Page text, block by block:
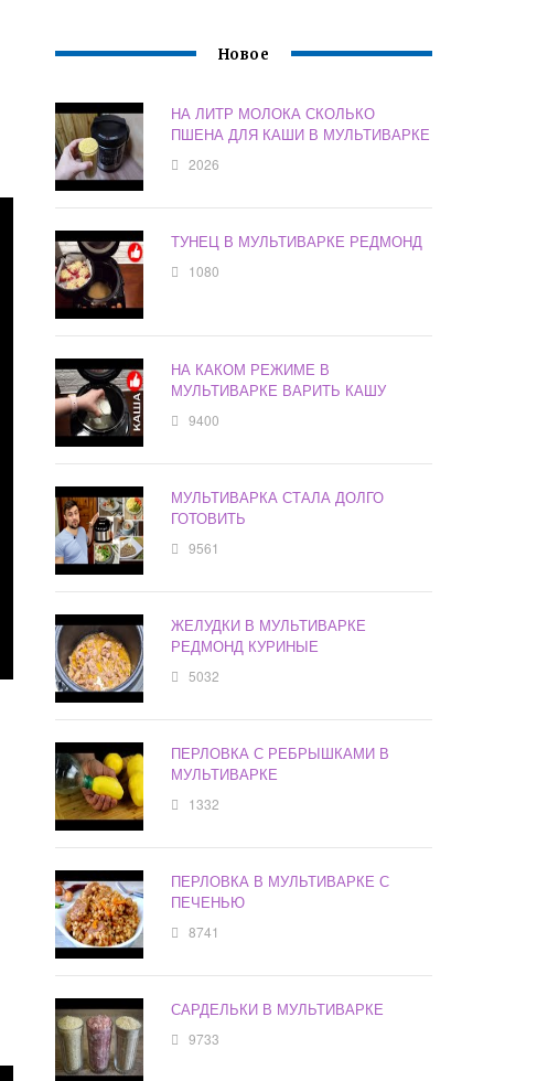
Новое
НА ЛИТР МОЛОКА СКОЛЬКО
ПШЕНА ДЛЯ КАШИ В МУЛЬТИВАРКЕ
2026
ТУНЕЦ В МУЛЬТИВАРКЕ РЕДМОНД
1080
НА КАКОМ РЕЖИМЕ В
МУЛЬТИВАРКЕ ВАРИТЬ КАШУ
9400
МУЛЬТИВАРКА СТАЛА ДОЛГО
ГОТОВИТЬ
9561
ЖЕЛУДКИ В МУЛЬТИВАРКЕ
РЕДМОНД КУРИНЫЕ
5032
ПЕРЛОВКА С РЕБРЫШКАМИ В
МУЛЬТИВАРКЕ
1332
ПЕРЛОВКА В МУЛЬТИВАРКЕ С
ПЕЧЕНЬЮ
8741
САРДЕЛЬКИ В МУЛЬТИВАРКЕ
9733